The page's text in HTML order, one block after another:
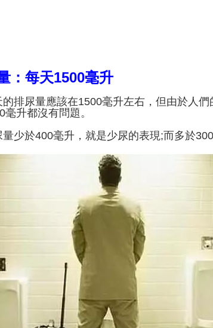
：每天1500毫升
排尿量應該在1500毫升左右，但由於人
毫升都沒有問題。
量少於400毫升，就是少尿的表現;而多於